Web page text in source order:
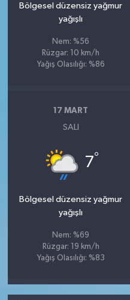
Bölgesel düzensiz yağmur
yağışlı
Nem: %56
Rüzgar: 10 km/h
Yağış Olasılığı: %86
17 MART
SALI
7°
Bölgesel düzensiz yağmur
yağışlı
Nem: %69
Rüzgar: 19 km/h
Yağış Olasılığı: %83